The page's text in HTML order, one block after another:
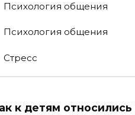
Психология общения
Психология общения
Стресс
к детям относились